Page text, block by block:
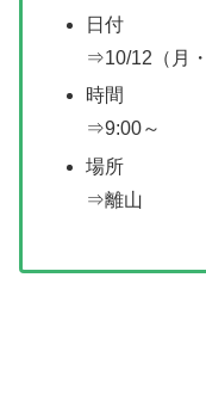
日付
⇒10/12（月・
時間
⇒9:00～
場所
⇒離山